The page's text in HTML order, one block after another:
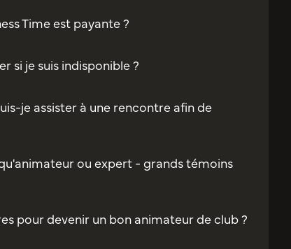
Time est payante ?
si je suis indisponible ?
je assister à une rencontre afin de
ou expert - grands témoins
pour devenir un bon animateur de club ?